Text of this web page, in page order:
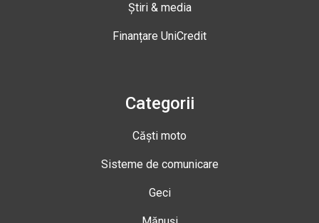
Știri & media
Finanțare UniCredit
Categorii
Căști moto
Sisteme de comunicare
Geci